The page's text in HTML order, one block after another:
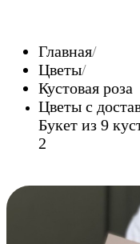
Главная
Цветы
Кустовая роза
Цветы c
Букет из 9
2